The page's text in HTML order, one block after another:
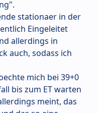
stationaer in der
Eingeleitet
allerdings in
auch, sodass ich
mich bei 39+0
bis zum ET warten
meint, das